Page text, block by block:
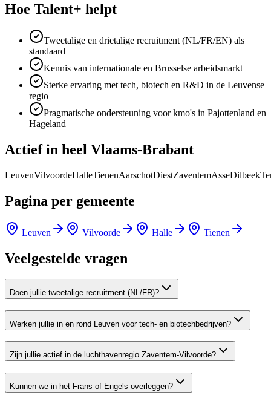
Hoe Talent+ helpt
Tweetalige en drietalige recruitment (NL/FR/EN) als
standaard
Kennis van internationale en Brusselse arbeidsmarkt
Sterke ervaring met tech, biotech en R&D in de Leuvense
regio
Pragmatische ondersteuning voor kmo's in Pajottenland en
Hageland
Actief in heel Vlaams-Brabant
LeuvenVilvoordeHalleTienenAarschotDiestZaventemAsseDilbeek
Pagina per gemeente
Leuven Vilvoorde Halle Tienen
Veelgestelde vragen
Doen jullie tweetalige recruitment (NL/FR)?
Werken jullie in en rond Leuven voor tech- en biotechbedrijven?
Zijn jullie actief in de luchthavenregio Zaventem-Vilvoorde?
Kunnen we in het Frans of Engels overleggen?